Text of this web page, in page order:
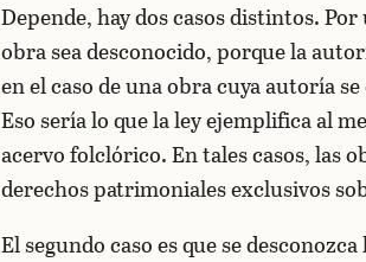
Depende, hay dos casos distintos.
obra sea desconocido, porque la
en el caso de una obra cuya autoría
Eso sería lo que la ley ejemplifica al
acervo folclórico. En tales casos, las
derechos patrimoniales exclusivos
El segundo caso es que se